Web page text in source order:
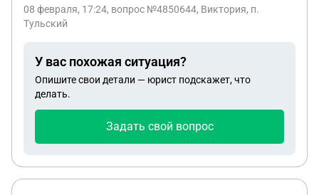
08 февраля, 17:24, вопрос №4850644, Виктория, п.
Тульский
У вас похожая ситуация?
Опишите свои детали — юрист подскажет, что
делать.
Задать свой вопрос